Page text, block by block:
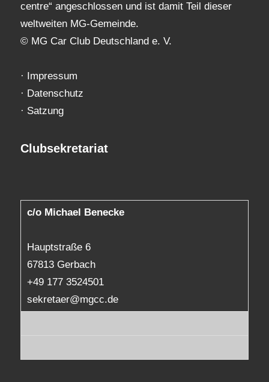
centre“ angeschlossen und ist damit Teil dieser
weltweiten MG-Gemeinde.
© MG Car Club Deutschland e. V.
· Impressum
· Datenschutz
· Satzung
Clubsekretariat
c/o Michael Benecke
Hauptstraße 6
67813 Gerbach
+49 177 3524501
sekretaer@mgcc.de